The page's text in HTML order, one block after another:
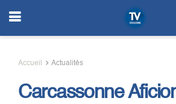
Accueil Actualités
Carcassonne